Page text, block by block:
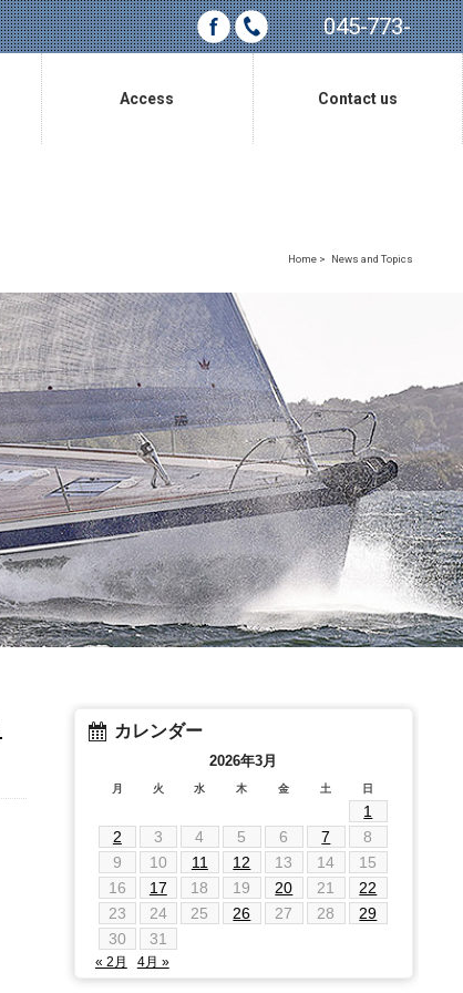
045-773-
Access
アクセス Contact us
お問い合わせ
Home > News and Topics
カレンダー
2026年3月
月 火 水 木 金 土 日
1
2
3 4 5 6 7
8
9
10 11 12 13 14
15
16
17 18 19 20 21
22
23
24 25 26 27 28
29
30
31
« 2月 4月 »